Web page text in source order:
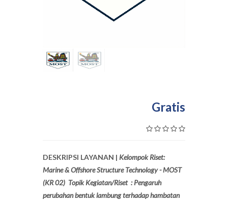
Gratis
DESKRIPSI LAYANAN | Kelompok Riset:
Marine & Offshore Structure Technology - MOST
(KR 02) Topik Kegiatan/Riset : Pengaruh
perubahan bentuk lambung terhadap hambatan